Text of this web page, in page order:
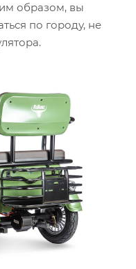
образом, вы
по городу, не